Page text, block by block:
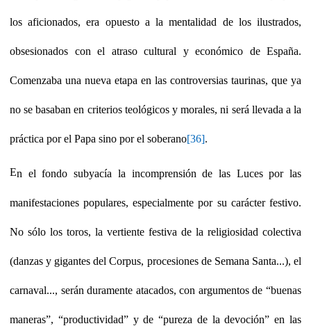
los aficionados, era opuesto a la mentalidad de los ilustrados,
obsesionados con el atraso cultural y económico de España.
Comenzaba una nueva etapa en las controversias taurinas, que ya
no se basaban en criterios teológicos y morales, ni será llevada a la
práctica por el Papa sino por el soberano[36].
En el fondo subyacía la incomprensión de las Luces por las
manifestaciones populares, especialmente por su carácter festivo.
No sólo los toros, la vertiente festiva de la religiosidad colectiva
(danzas y gigantes del Corpus, procesiones de Semana Santa...), el
carnaval..., serán duramente atacados, con argumentos de “buenas
maneras”, “productividad” y de “pureza de la devoción” en las